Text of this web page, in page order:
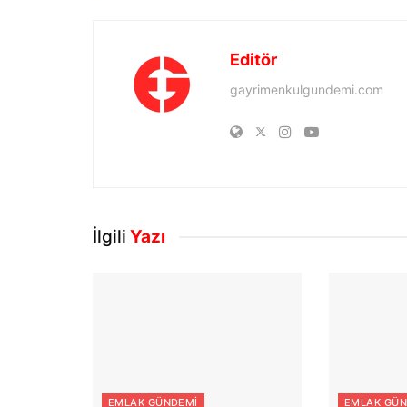
Editör
gayrimenkulgundemi.com
İlgili Yazı
EMLAK GÜNDEMI EMLAK